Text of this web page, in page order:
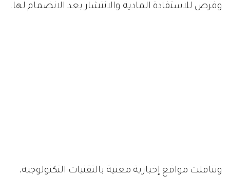
وفرص للاستفادة المادية والانتشار بعد الانضمام لها.
وتناقلت مواقع إخبارية معنية بالتقنيات التكنولوجية،